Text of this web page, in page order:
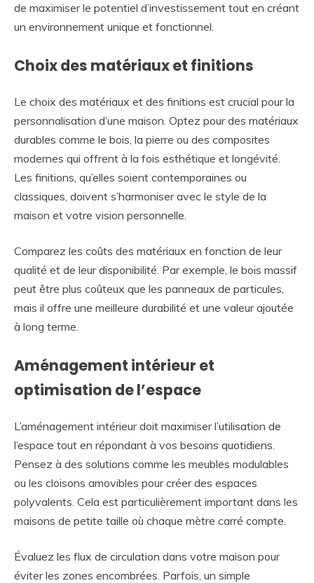
de maximiser le potentiel d’investissement tout en créant
un environnement unique et fonctionnel.
Choix des matériaux et finitions
Le choix des matériaux et des finitions est crucial pour la
personnalisation d’une maison. Optez pour des matériaux
durables comme le bois, la pierre ou des composites
modernes qui offrent à la fois esthétique et longévité.
Les finitions, qu’elles soient contemporaines ou
classiques, doivent s’harmoniser avec le style de la
maison et votre vision personnelle.
Comparez les coûts des matériaux en fonction de leur
qualité et de leur disponibilité. Par exemple, le bois massif
peut être plus coûteux que les panneaux de particules,
mais il offre une meilleure durabilité et une valeur ajoutée
à long terme.
Aménagement intérieur et
optimisation de l’espace
L’aménagement intérieur doit maximiser l’utilisation de
l’espace tout en répondant à vos besoins quotidiens.
Pensez à des solutions comme les meubles modulables
ou les cloisons amovibles pour créer des espaces
polyvalents. Cela est particulièrement important dans les
maisons de petite taille où chaque mètre carré compte.
Évaluez les flux de circulation dans votre maison pour
éviter les zones encombrées. Parfois, un simple